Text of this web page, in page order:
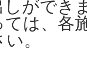
ができ
は、各
。